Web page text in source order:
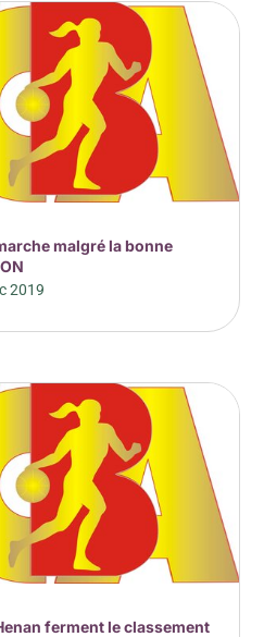
malgré la bonne
2019
ferment le classement